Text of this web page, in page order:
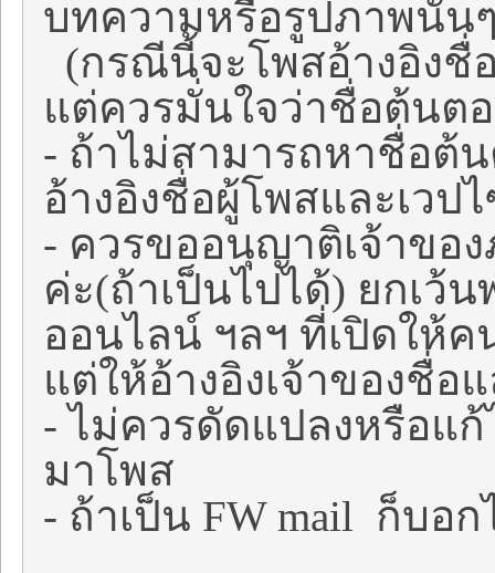
บทความหรือรูปภาพนั้น
(กรณีนี้จะโพสอ้างอิงชื่
แต่ควรมั่นใจว่าชื่อต้นต
- ถ้าไม่สามารถหาชื่อต้
อ้างอิงชื่อผู้โพสและเวป
- ควรขออนุญาติเจ้าขอ
ค่ะ(ถ้าเป็นไปได้) ยกเว้
ออนไลน์ ฯลฯ ที่เปิดให้
แต่ให้อ้างอิงเจ้าของชื่อ
- ไม่ควรดัดแปลงหรือแ
มาโพส
- ถ้าเป็น FW mail ก็บอก